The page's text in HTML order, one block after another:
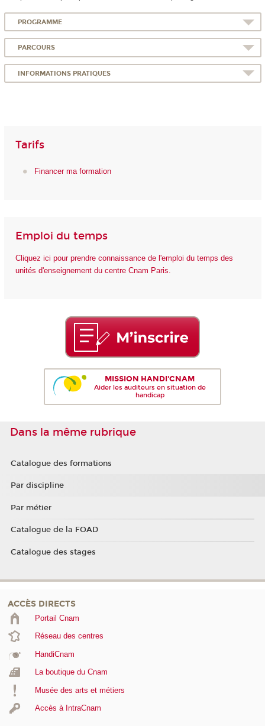
PROGRAMME
PARCOURS
INFORMATIONS PRATIQUES
Tarifs
Financer ma formation
Emploi du temps
Cliquez ici pour prendre connaissance de l'emploi du temps des
unités d'enseignement du centre Cnam Paris.
MISSION HANDI'CNAM
Aider les auditeurs en situation de
handicap
Dans la même rubrique
Catalogue des formations
Par discipline
Par métier
Catalogue de la FOAD
Catalogue des stages
ACCÈS DIRECTS
Portail Cnam
Réseau des centres
HandiCnam
La boutique du Cnam
Musée des arts et métiers
Accès à IntraCnam